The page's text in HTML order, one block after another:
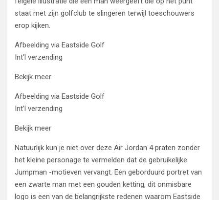
staat met zijn golfclub te slingeren terwijl toeschouwers
erop kijken.
Afbeelding via Eastside Golf
Int’l verzending
Bekijk meer
Afbeelding via Eastside Golf
Int’l verzending
Bekijk meer
Natuurlijk kun je niet over deze Air Jordan 4 praten zonder
het kleine personage te vermelden dat de gebruikelijke
Jumpman -motieven vervangt. Een geborduurd portret van
een zwarte man met een gouden ketting, dit onmisbare
logo is een van de belangrijkste redenen waarom Eastside